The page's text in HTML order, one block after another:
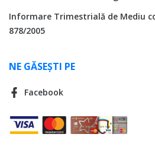
Informare Trimestrială de Mediu
878/2005
NE GĂSEȘTI PE
Facebook